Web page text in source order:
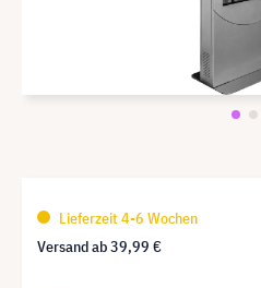
Lieferzeit 4-6 Wochen
Versand ab39,99 €